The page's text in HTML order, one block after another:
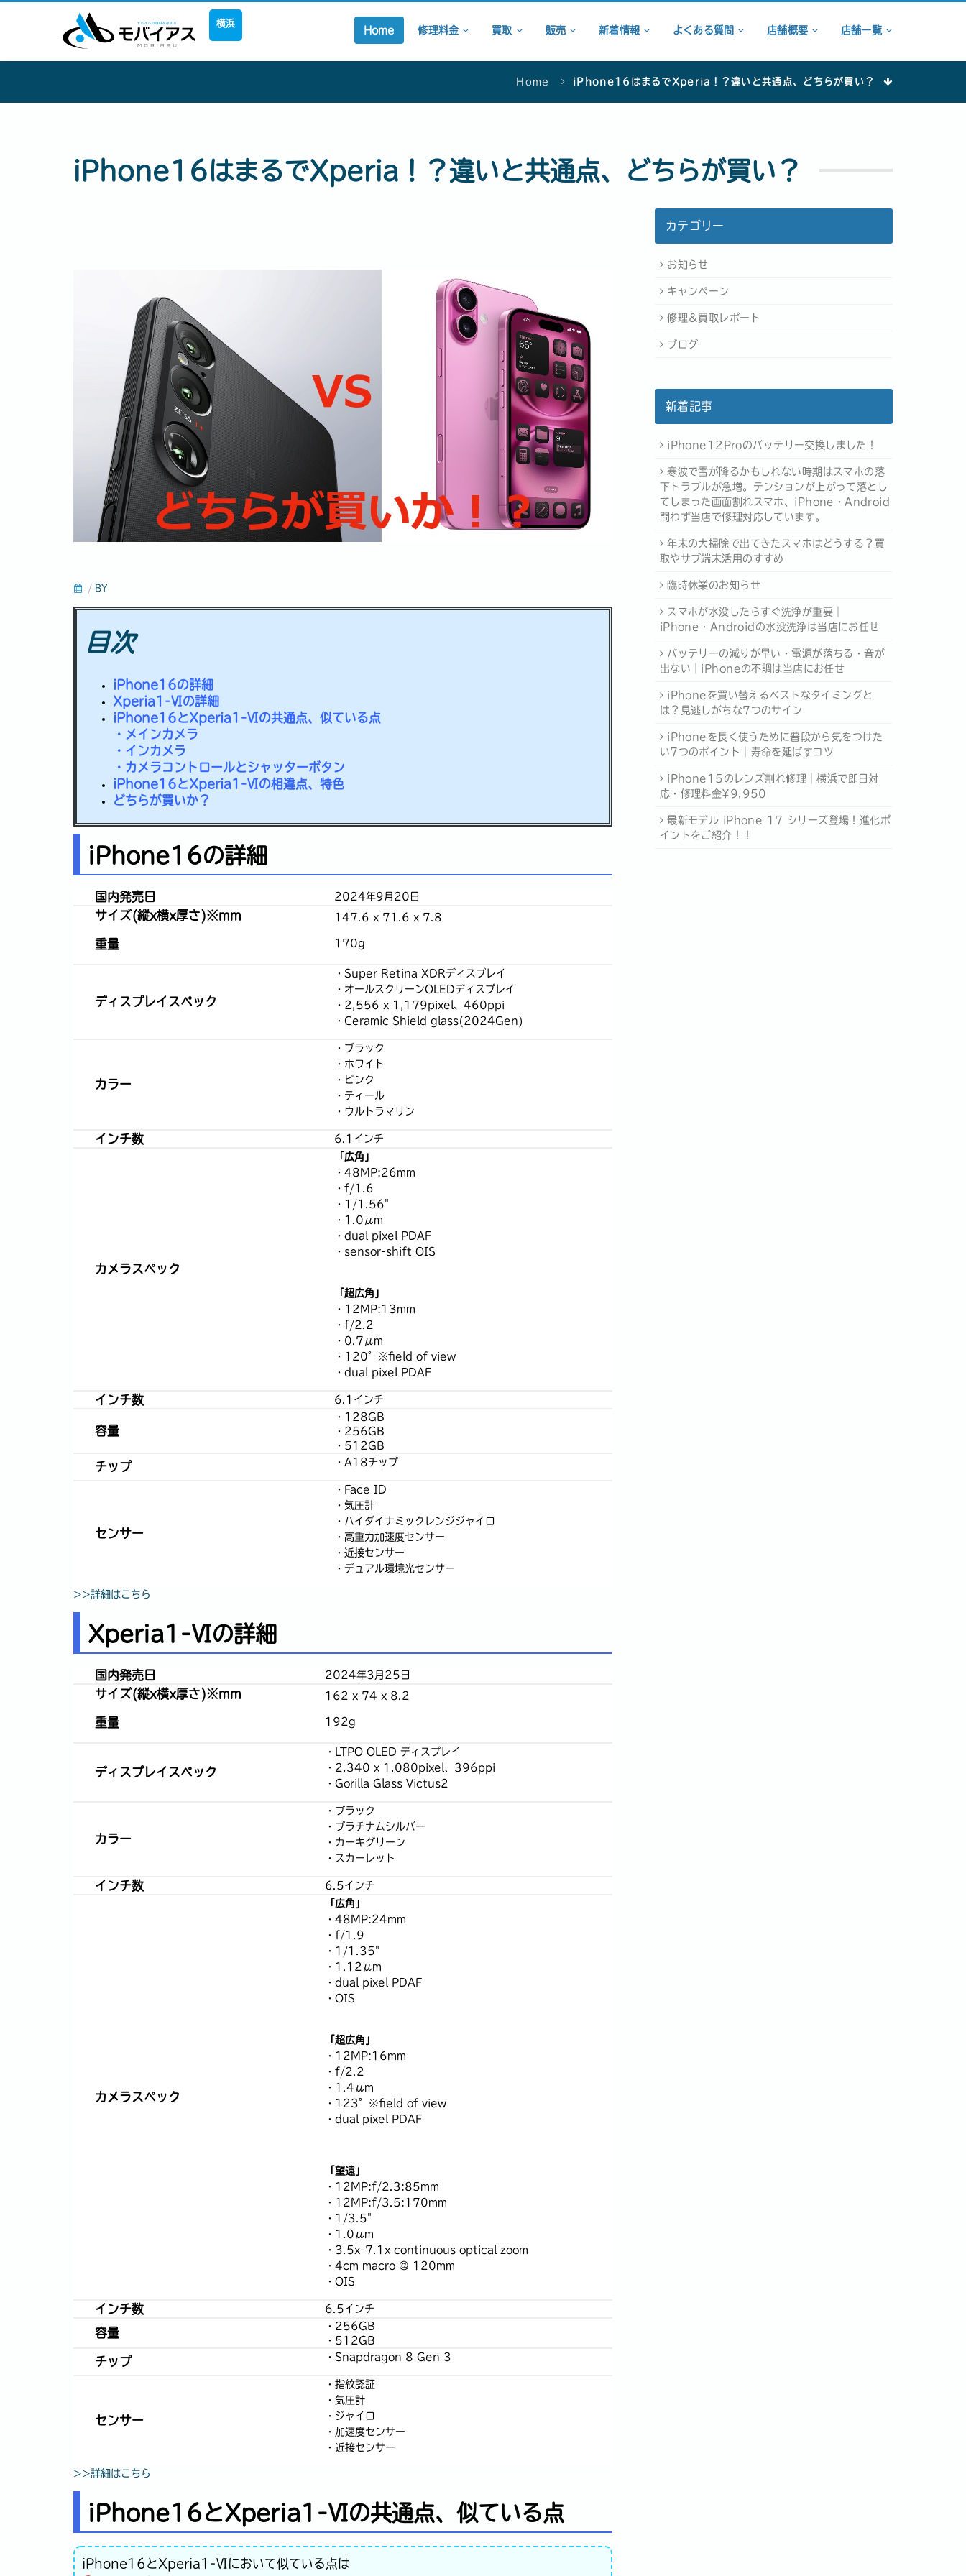
横浜
Home 修理料金 買取 販売 新着情報 よくある質問 店舗概要 店舗一覧
Home iPhone16はまるでXperia！？違いと共通点、どちらが買い？
iPhone16はまるでXperia！？違いと共通点、どちらが買い？
/BY
目次
iPhone16の詳細
Xperia1-Ⅵの詳細
iPhone16とXperia1-Ⅵの共通点、似ている点
・メインカメラ
・インカメラ
・カメラコントロールとシャッターボタン
iPhone16とXperia1-Ⅵの相違点、特色
どちらが買いか？
iPhone16の詳細
国内発売日 2024年9月20日
サイズ(縦x横x厚さ)※mm
重量
147.6 x 71.6 x 7.8
170g
ディスプレイスペック
・Super Retina XDRディスプレイ
・オールスクリーンOLEDディスプレイ
・2,556 x 1,179pixel、460ppi
・Ceramic Shield glass(2024Gen)
カラー
・ブラック
・ホワイト
・ピンク
・ティール
・ウルトラマリン
インチ数 6.1インチ
カメラスペック
「広角」
・48MP:26mm
・f/1.6
・1/1.56"
・1.0μm
・dual pixel PDAF
・sensor-shift OIS
「超広角」
・12MP:13mm
・f/2.2
・0.7μm
・120°※field of view
・dual pixel PDAF
インチ数 6.1インチ
容量
・128GB
・256GB
・512GB
チップ ・A18チップ
センサー
・Face ID
・気圧計
・ハイダイナミックレンジジャイロ
・高重力加速度センサー
・近接センサー
・デュアル環境光センサー
>>詳細はこちら
Xperia1-Ⅵの詳細
国内発売日 2024年3月25日
サイズ(縦x横x厚さ)※mm
重量
162 x 74 x 8.2
192g
ディスプレイスペック
・LTPO OLED ディスプレイ
・2,340 x 1,080pixel、396ppi
・Gorilla Glass Victus2
カラー
・ブラック
・プラチナムシルバー
・カーキグリーン
・スカーレット
インチ数 6.5インチ
カメラスペック
「広角」
・48MP:24mm
・f/1.9
・1/1.35"
・1.12μm
・dual pixel PDAF
・OIS
「超広角」
・12MP:16mm
・f/2.2
・1.4μm
・123°※field of view
・dual pixel PDAF
「望遠」
・12MP:f/2.3:85mm
・12MP:f/3.5:170mm
・1/3.5"
・1.0μm
・3.5x-7.1x continuous optical zoom
・4cm macro @ 120mm
・OIS
インチ数 6.5インチ
容量
・256GB
・512GB
チップ ・Snapdragon 8 Gen 3
センサー
・指紋認証
・気圧計
・ジャイロ
・加速度センサー
・近接センサー
>>詳細はこちら
iPhone16とXperia1-Ⅵの共通点、似ている点
iPhone16とXperia1-Ⅵにおいて似ている点は
カテゴリー
お知らせ
キャンペーン
修理＆買取レポート
ブログ
新着記事
iPhone12Proのバッテリー交換しました！
寒波で雪が降るかもしれない時期はスマホの落
下トラブルが急増。テンションが上がって落とし
てしまった画面割れスマホ、iPhone・Android
問わず当店で修理対応しています。
年末の大掃除で出てきたスマホはどうする？買
取やサブ端末活用のすすめ
臨時休業のお知らせ
スマホが水没したらすぐ洗浄が重要｜
iPhone・Androidの水没洗浄は当店にお任せ
バッテリーの減りが早い・電源が落ちる・音が
出ない｜iPhoneの不調は当店にお任せ
iPhoneを買い替えるベストなタイミングと
は？見逃しがちな7つのサイン
iPhoneを長く使うために普段から気をつけた
い7つのポイント｜寿命を延ばすコツ
iPhone15のレンズ割れ修理｜横浜で即日対
応・修理料金¥9,950
最新モデル iPhone 17 シリーズ登場！進化ポ
イントをご紹介！！